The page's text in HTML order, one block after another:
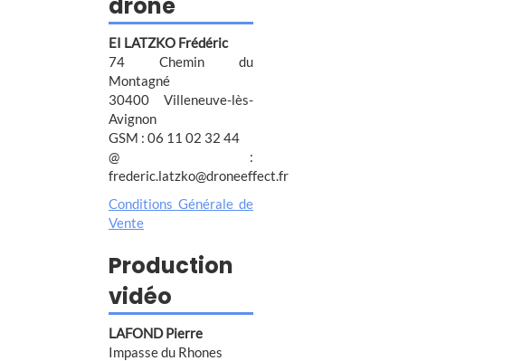
EI LATZKO Frédéric
74 Chemin du
Montagné
30400 Villeneuve-lès-
Avignon
GSM : 06 11 02 32 44
@ :
frederic.latzko@droneeffect.fr
Conditions Générale de
Vente
Production
vidéo
LAFOND Pierre
Impasse du Rhones